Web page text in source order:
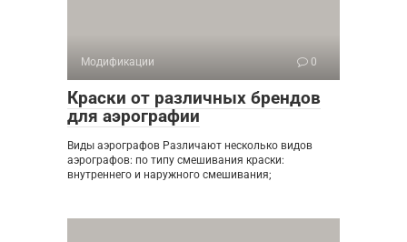
Модификации 0
Краски от различных брендов
для аэрографии
Виды аэрографов Различают несколько видов
аэрографов: по типу смешивания краски:
внутреннего и наружного смешивания;